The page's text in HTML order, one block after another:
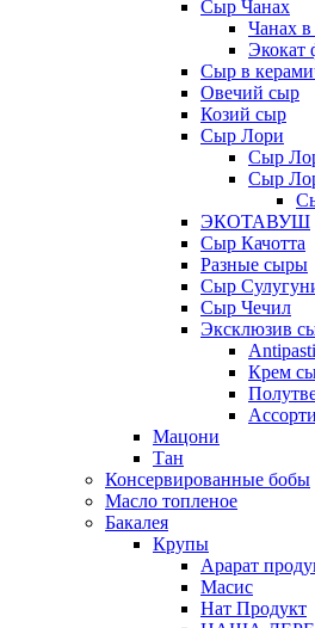
Сыр Чанах
Чанах в
Экокат
Сыр в
Овечий сыр
Козий сыр
Сыр Лори
Сыр
Сыр
ЭКОТАВУШ
Сыр Качотта
Разные сыры
Сыр
Сыр Чечил
Эксклюзив
Antipasti
Крем
Мацони
Тан
Консервированные бобы
Масло топленое
Бакалея
Крупы
Арарат
Масис
Нат Продукт